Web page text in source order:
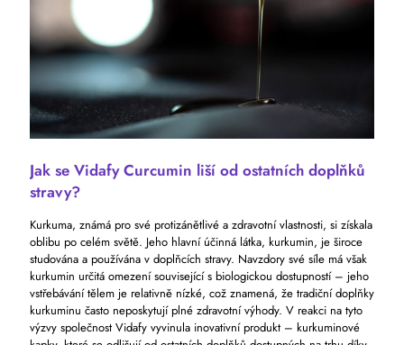
Jak se Vidafy Curcumin liší od ostatních doplňků
stravy?
Kurkuma, známá pro své protizánětlivé a zdravotní vlastnosti, si získala
oblibu po celém světě. Jeho hlavní účinná látka, kurkumin, je široce
studována a používána v doplňcích stravy. Navzdory své síle má však
kurkumin určitá omezení související s biologickou dostupností – jeho
vstřebávání tělem je relativně nízké, což znamená, že tradiční doplňky
kurkuminu často neposkytují plné zdravotní výhody. V reakci na tyto
výzvy společnost Vidafy vyvinula inovativní produkt – kurkuminové